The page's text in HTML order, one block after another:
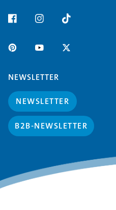
NEWSLETTER
NEWSLETTER
B2B-NEWSLETTER